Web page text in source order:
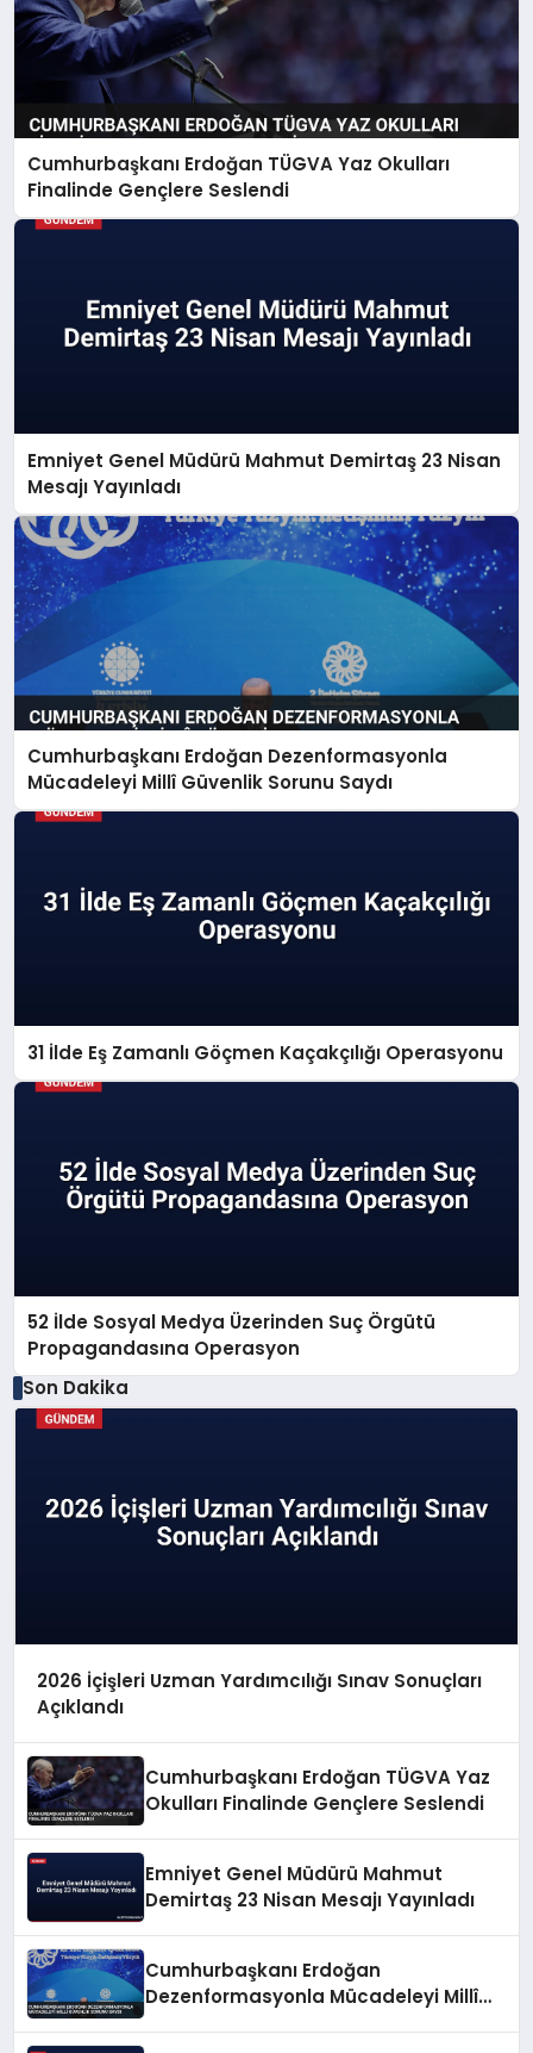
Cumhurbaşkanı Erdoğan TÜGVA Yaz Okulları
Finalinde Gençlere Seslendi
Emniyet Genel Müdürü Mahmut Demirtaş 23 Nisan
Mesajı Yayınladı
Cumhurbaşkanı Erdoğan Dezenformasyonla
Mücadeleyi Millî Güvenlik Sorunu Saydı
31 İlde Eş Zamanlı Göçmen Kaçakçılığı Operasyonu
52 İlde Sosyal Medya Üzerinden Suç Örgütü
Propagandasına Operasyon
Son Dakika
2026 İçişleri Uzman Yardımcılığı Sınav Sonuçları
Açıklandı
Cumhurbaşkanı Erdoğan TÜGVA Yaz
Okulları Finalinde Gençlere Seslendi
Emniyet Genel Müdürü Mahmut
Demirtaş 23 Nisan Mesajı Yayınladı
Cumhurbaşkanı Erdoğan
Dezenformasyonla Mücadeleyi Millî